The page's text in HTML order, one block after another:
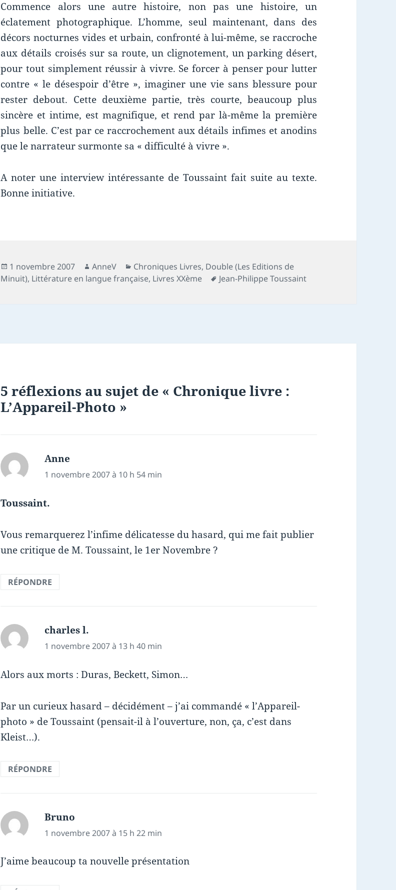
Commence alors une autre histoire, non pas une histoire, un
éclatement photographique. L’homme, seul maintenant, dans des
décors nocturnes vides et urbain, confronté à lui-même, se raccroche
aux détails croisés sur sa route, un clignotement, un parking désert,
pour tout simplement réussir à vivre. Se forcer à penser pour lutter
contre « le désespoir d’être », imaginer une vie sans blessure pour
rester debout. Cette deuxième partie, très courte, beaucoup plus
sincère et intime, est magnifique, et rend par là-même la première
plus belle. C’est par ce raccrochement aux détails infimes et anodins
que le narrateur surmonte sa « difficulté à vivre ».
A noter une interview intéressante de Toussaint fait suite au texte.
Bonne initiative.
Publié
le
1 novembre 2007 Auteur
AnneV Catégories
Chroniques Livres, Double (Les Editions de
Minuit), Littérature en langue française, Livres XXème
Mots-
Jean-Philippe Toussaint
5 réflexions au sujet de « Chronique livre :
L’Appareil-Photo »
Anne
1 novembre 2007 à 10 h 54 min
Toussaint.
Vous remarquerez l’infime délicatesse du hasard, qui me fait publier
une critique de M. Toussaint, le 1er Novembre ?
RÉPONDRE
charles l.
1 novembre 2007 à 13 h 40 min
Alors aux morts : Duras, Beckett, Simon…
Par un curieux hasard – décidément – j’ai commandé « l’Appareil-
photo » de Toussaint (pensait-il à l’ouverture, non, ça, c’est dans
Kleist…).
RÉPONDRE
Bruno
1 novembre 2007 à 15 h 22 min
J’aime beaucoup ta nouvelle présentation